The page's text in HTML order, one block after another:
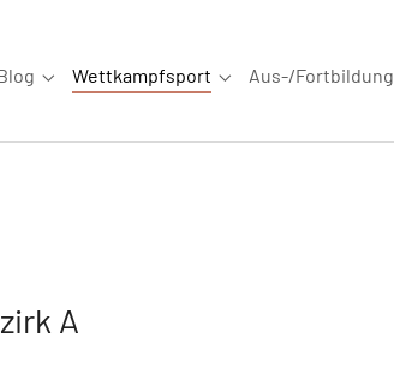
for "News"
Submenu for "Blog"
Wettkampfsport
Submenu for
Aus-/Fortbildung
A